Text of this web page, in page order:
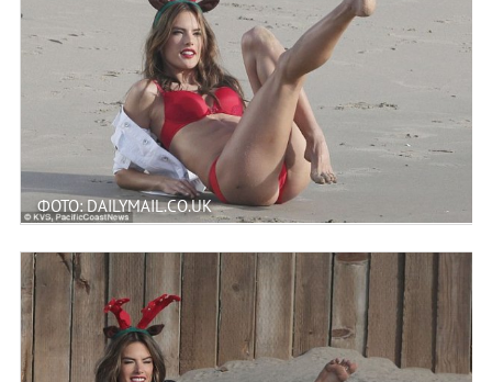
ФОТО: DAILYMAIL.CO.UK